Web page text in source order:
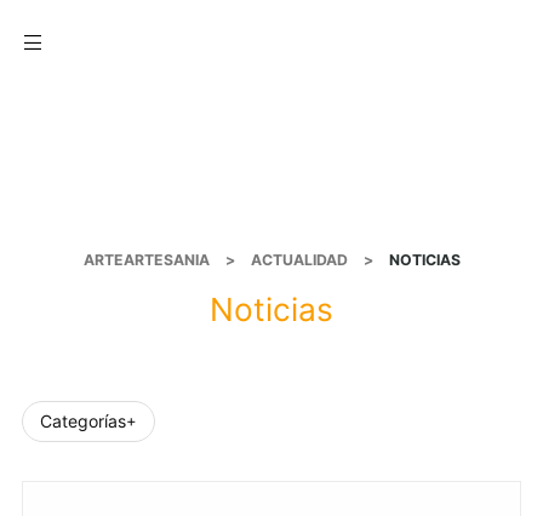
ARTEARTESANIA > ACTUALIDAD > NOTICIAS
Noticias
Categorías